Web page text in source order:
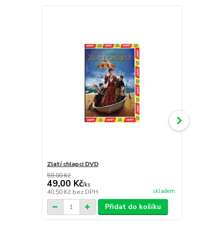
Zlatí chlapci DVD
59,00 Kč
49,00 Kč/ks
40,50 Kč bez DPH skladem
Přidat do košíku